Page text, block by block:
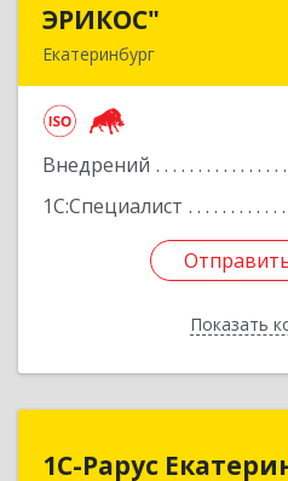
ЭРИКОС"
Екатеринбург
Внедрений
1С:Специалист
Показать
1С-Рарус
1С-